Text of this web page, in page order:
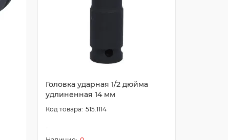
Головка ударная 1/2 дюйма
удлиненная 14 мм
515.1114